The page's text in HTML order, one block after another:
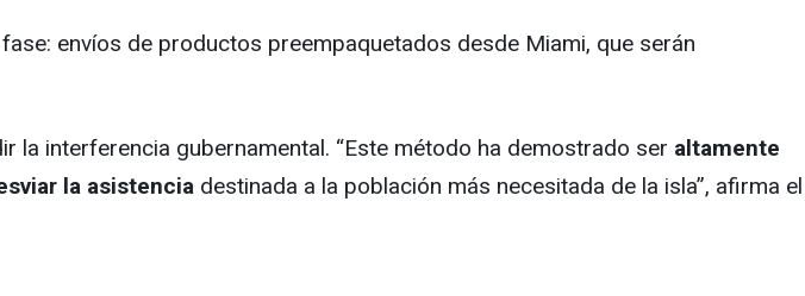
envíos de productos preempaquetados desde Miami, que serán
interferencia gubernamental. “Este método ha demostrado ser altamente
la asistencia destinada a la población más necesitada de la isla”, afirma el